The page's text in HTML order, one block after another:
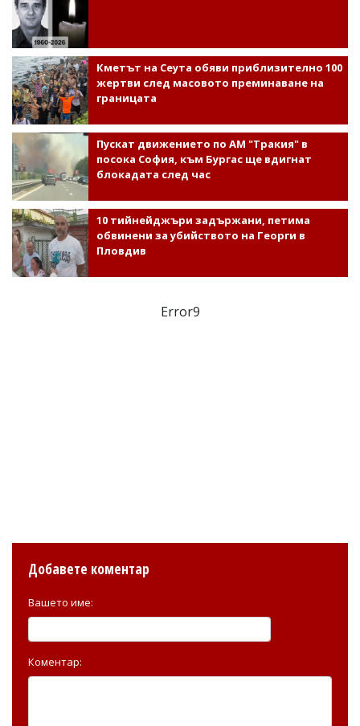
Кметът на Сеута обяви приблизително 100
жертви след масовото преминаване на
границата
Пускат движението по АМ "Тракия" в
посока София, към Бургас ще вдигнат
блокадата след час
10 тийнейджъри задържани, петима
обвинени за убийството на Георги в
Пловдив
Error9
Добавете коментар
Вашето име:
Коментар: